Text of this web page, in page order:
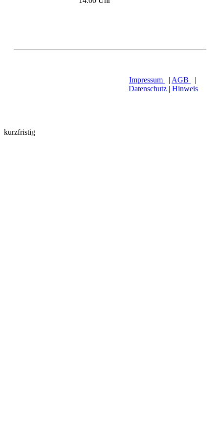
Impressum | AGB
|
Datenschutz | Hinweis
kurzfristig